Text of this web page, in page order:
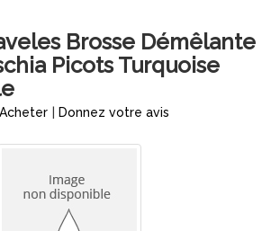
Brosse Démêlante
Picots Turquoise
Acheter Donnez votre avis